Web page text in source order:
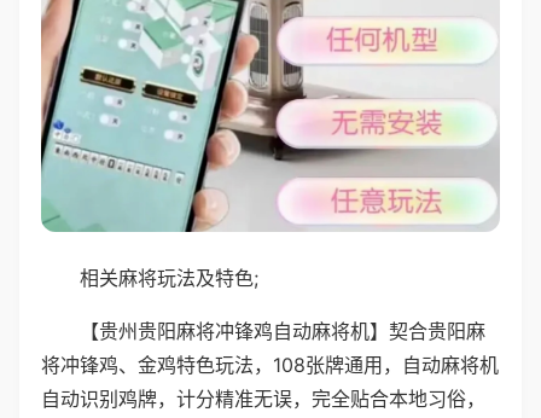
相关麻将玩法及特色;
【贵州贵阳麻将冲锋鸡自动麻将机】契合贵阳麻
将冲锋鸡、金鸡特色玩法，108张牌通用，自动麻将机
自动识别鸡牌，计分精准无误，完全贴合本地习俗，